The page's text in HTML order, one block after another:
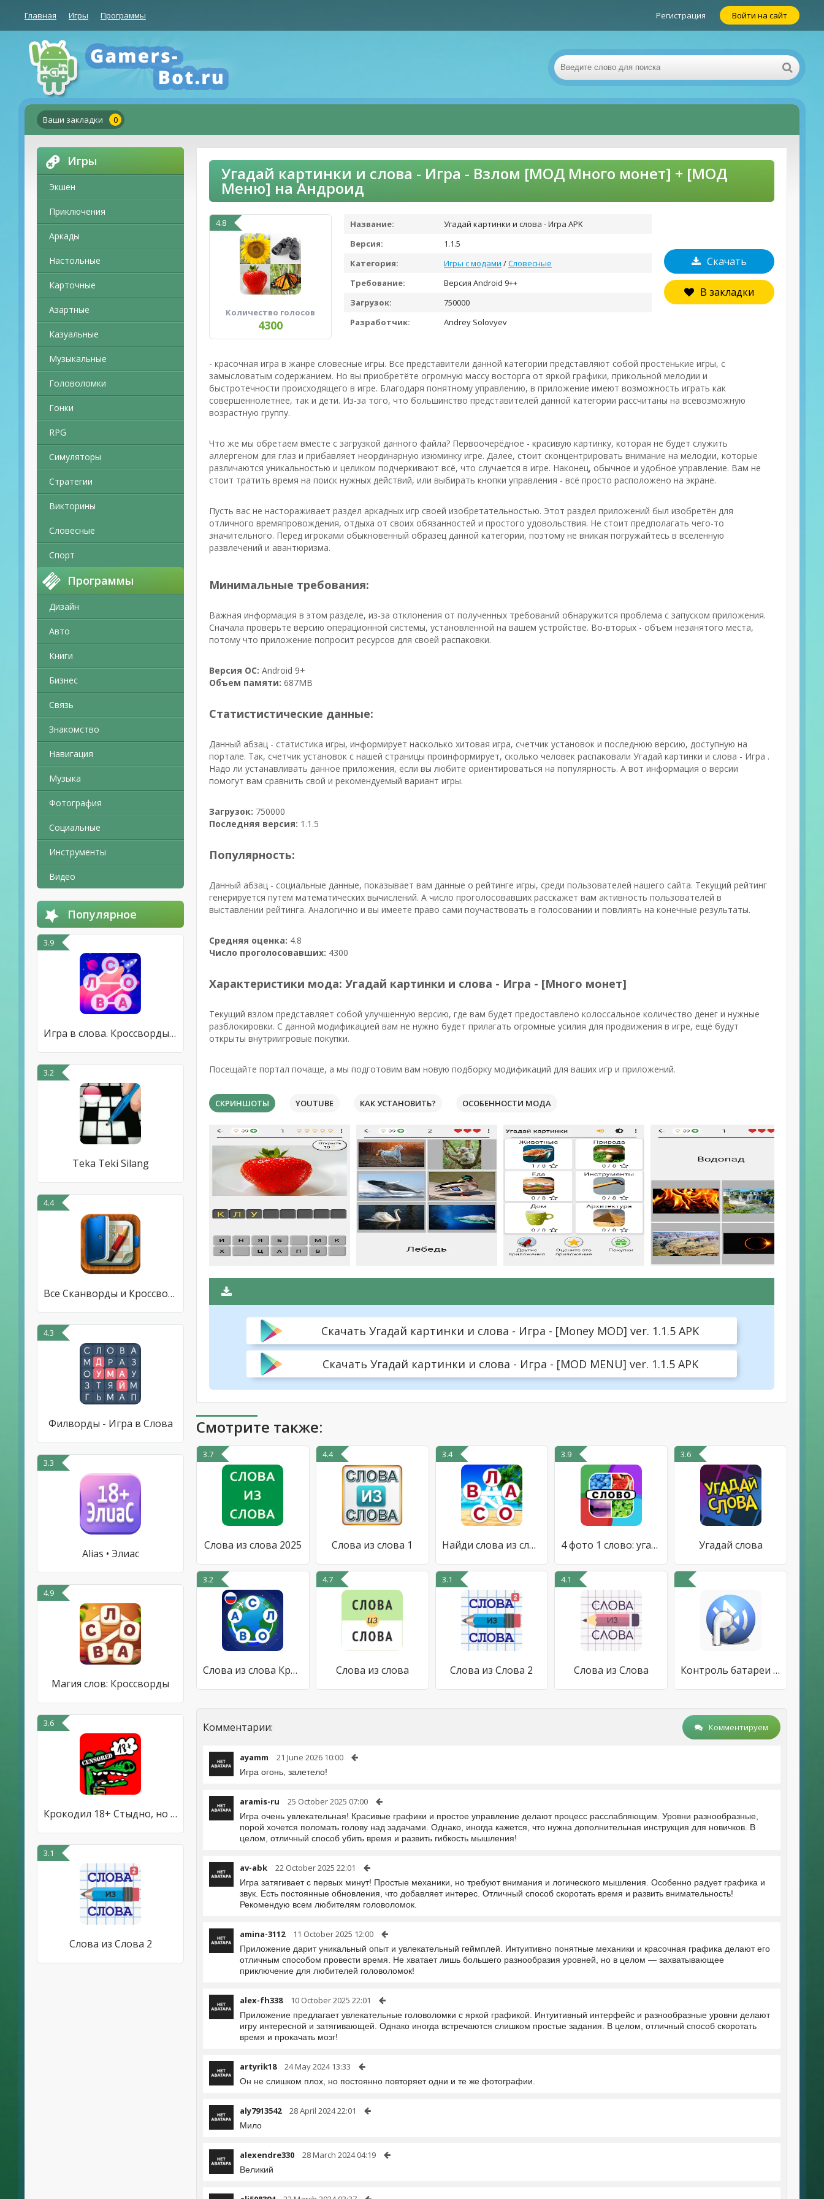
Главная Игры Программы Регистрация Войти на сайт
Ваши закладки 0
Игры
Экшен
Приключения
Аркады
Настольные
Карточные
Азартные
Казуальные
Музыкальные
Головоломки
Гонки
RPG
Симуляторы
Стратегии
Викторины
Словесные
Спорт
Программы
Дизайн
Авто
Книги
Бизнес
Связь
Знакомство
Навигация
Музыка
Фотография
Социальные
Инструменты
Видео
Популярное
3.9
Игра в слова. Кроссворды. Скан
3.2
Teka Teki Silang
4.4
Все Сканворды и Кроссворды
4.3
Филворды - Игра в Слова
3.3
Alias • Элиас
4.9
Магия слов: Кроссворды
3.6
Крокодил 18+ Стыдно, но весело
3.1
Слова из Слова 2
Угадай картинки и слова - Игра - Взлом [МОД Много монет] + [МОД
Меню] на Андроид
4.8
Количество голосов
4300
Скачать
В закладки
Название:
Угадай картинки и слова - Игра APK
Версия:
1.1.5
Категория:
Игры с модами /Словесные
Требование:
Версия Android 9++
Загрузок:
750000
Разработчик:
Andrey Solovyev
- красочная игра в жанре словесные игры. Все представители данной категории представляют собой простенькие игры, с
замысловатым содержанием. Но вы приобретёте огромную массу восторга от яркой графики, прикольной мелодии и
быстротечности происходящего в игре. Благодаря понятному управлению, в приложение имеют возможность играть как
совершеннолетнее, так и дети. Из-за того, что большинство представителей данной категории рассчитаны на всевозможную
возрастную группу.
Что же мы обретаем вместе с загрузкой данного файла? Первоочерёдное - красивую картинку, которая не будет служить
аллергеном для глаз и прибавляет неординарную изюминку игре. Далее, стоит сконцентрировать внимание на мелодии, которые
различаются уникальностью и целиком подчеркивают всё, что случается в игре. Наконец, обычное и удобное управление. Вам не
стоит тратить время на поиск нужных действий, или выбирать кнопки управления - всё просто расположено на экране.
Пусть вас не настораживает раздел аркадных игр своей изобретательностью. Этот раздел приложений был изобретён для
отличного времяпровождения, отдыха от своих обязанностей и простого удовольствия. Не стоит предполагать чего-то
значительного. Перед игроками обыкновенный образец данной категории, поэтому не вникая погружайтесь в вселенную
развлечений и авантюризма.
Минимальные требования:
Важная информация в этом разделе, из-за отклонения от полученных требований обнаружится проблема с запуском приложения.
Сначала проверьте версию операционной системы, установленной на вашем устройстве. Во-вторых - объем незанятого места,
потому что приложение попросит ресурсов для своей распаковки.
Версия ОС: Android 9+
Объем памяти: 687MB
Статистистические данные:
Данный абзац - статистика игры, информирует насколько хитовая игра, счетчик установок и последнюю версию, доступную на
портале. Так, счетчик установок с нашей страницы проинформирует, сколько человек распаковали Угадай картинки и слова - Игра .
Надо ли устанавливать данное приложения, если вы любите ориентироваться на популярность. А вот информация о версии
помогут вам сравнить свой и рекомендуемый вариант игры.
Загрузок: 750000
Последняя версия: 1.1.5
Популярность:
Данный абзац - социальные данные, показывает вам данные о рейтинге игры, среди пользователей нашего сайта. Текущий рейтинг
генерируется путем математических вычислений. А число проголосовавших расскажет вам активность пользователей в
выставлении рейтинга. Аналогично и вы имеете право сами поучаствовать в голосовании и повлиять на конечные результаты.
Средняя оценка: 4.8
Число проголосовавших: 4300
Характеристики мода: Угадай картинки и слова - Игра - [Много монет]
Текущий взлом представляет собой улучшенную версию, где вам будет предоставлено колоссальное количество денег и нужные
разблокировки. С данной модификацией вам не нужно будет прилагать огромные усилия для продвижения в игре, ещё будут
открыты внутриигровые покупки.
Посещайте портал почаще, а мы подготовим вам новую подборку модификаций для ваших игр и приложений.
СКРИНШОТЫ YOUTUBE КАК УСТАНОВИТЬ? ОСОБЕННОСТИ МОДА
Скачать Угадай картинки и слова - Игра - [Money MOD] ver. 1.1.5 APK
Скачать Угадай картинки и слова - Игра - [MOD MENU] ver. 1.1.5 APK
Смотрите также:
3.7
Слова из слова 2025
4.4
Слова из слова 1
3.4
Найди слова из слова - Отгадай
3.9
4 фото 1 слово: угадай слова
3.6
Угадай слова
3.2
Слова из слова Кроссворды
4.7
Слова из слова
3.1
Слова из Слова 2
4.1
Слова из Слова Контроль батареи и сигнала вызова блютус гарнитуры
Комментарии: Комментируем
ayamm 21 June 2026 10:00
Игра огонь, залетело!
aramis-ru 25 October 2025 07:00
Игра очень увлекательная! Красивые графики и простое управление делают процесс расслабляющим. Уровни разнообразные,
порой хочется поломать голову над задачами. Однако, иногда кажется, что нужна дополнительная инструкция для новичков. В
целом, отличный способ убить время и развить гибкость мышления!
av-abk 22 October 2025 22:01
Игра затягивает с первых минут! Простые механики, но требуют внимания и логического мышления. Особенно радует графика и
звук. Есть постоянные обновления, что добавляет интерес. Отличный способ скоротать время и развить внимательность!
Рекомендую всем любителям головоломок.
amina-3112 11 October 2025 12:00
Приложение дарит уникальный опыт и увлекательный геймплей. Интуитивно понятные механики и красочная графика делают его
отличным способом провести время. Не хватает лишь большего разнообразия уровней, но в целом — захватывающее
приключение для любителей головоломок!
alex-fh338 10 October 2025 22:01
Приложение предлагает увлекательные головоломки с яркой графикой. Интуитивный интерфейс и разнообразные уровни делают
игру интересной и затягивающей. Однако иногда встречаются слишком простые задания. В целом, отличный способ скоротать
время и прокачать мозг!
artyrik18 24 May 2024 13:33
Он не слишком плох, но постоянно повторяет одни и те же фотографии.
aly7913542 28 April 2024 22:01
Мило
alexendre330 28 March 2024 04:19
Великий